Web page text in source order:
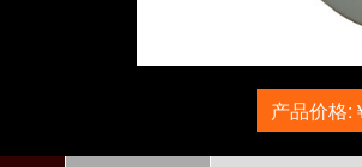
产品价格: